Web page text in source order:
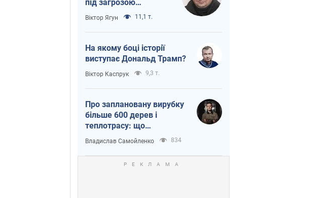
під загрозою
критична логістика
Віктор Ягун 11,1 т.
На якому боці історії
виступає Дональд Трамп?
Віктор Каспрук 9,3 т.
Про заплановану вирубку
більше 600 дерев і
теплотрасу: що
відбувається на Теремках
у Києві
Владислав Самойленко 834